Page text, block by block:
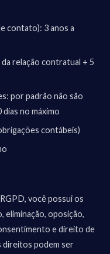
contato): 3 anos a
relação contratual + 5
por padrão não são
no máximo
contábeis)
você possui os
eliminação, oposição,
e direito de
podem ser